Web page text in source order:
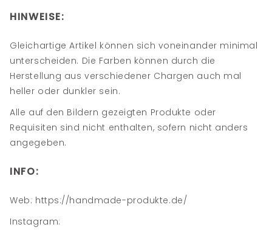
HINWEISE:
Gleichartige Artikel können sich voneinander minimal
unterscheiden. Die Farben können durch die
Herstellung aus verschiedener Chargen auch mal
heller oder dunkler sein.
Alle auf den Bildern gezeigten Produkte oder
Requisiten sind nicht enthalten, sofern nicht anders
angegeben.
INFO:
Web: https://handmade-produkte.de/
Instagram: